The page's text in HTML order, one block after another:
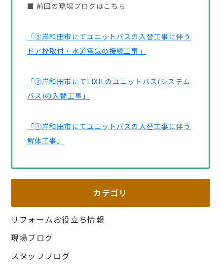
■ 前回の現場ブログはこちら
「③岸和田市にてユニットバスの入替工事に伴う
ドア枠取付・水道電気の接続工事」
「②岸和田市にてLIXILのユニットバス(システム
バス)の入替工事」
「①岸和田市にてユニットバスの入替工事に伴う
解体工事」
カテゴリ
リフォームお役立ち情報
現場ブログ
スタッフブログ